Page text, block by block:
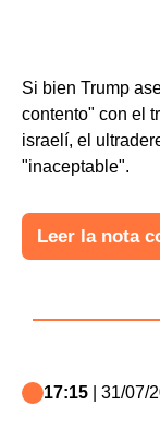
Si bien Trump
contento" con el
israelí, el
"inaceptable".
Leer la nota
17:15 | 31/07/